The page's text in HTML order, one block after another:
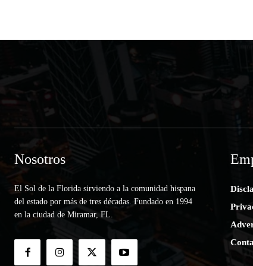
Nosotros
El Sol de la Florida sirviendo a la comunidad hispana
del estado por más de tres décadas. Fundado en 1994
en la ciudad de Miramar, FL.